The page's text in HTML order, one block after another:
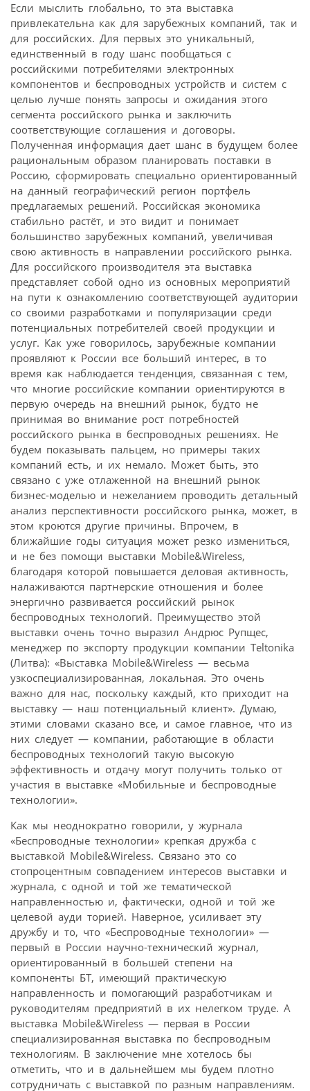
Если мыслить глобально, то эта выставка
привлекательна как для зарубежных компаний, так и
для российских. Для первых это уникальный,
единственный в году шанс пообщаться с
российскими потребителями электронных
компонентов и беспроводных устройств и систем с
целью лучше понять запросы и ожидания этого
сегмента российского рынка и заключить
соответствующие соглашения и договоры.
Полученная информация дает шанс в будущем более
рациональным образом планировать поставки в
Россию, сформировать специально ориентированный
на данный географический регион портфель
предлагаемых решений. Российская экономика
стабильно растёт, и это видит и понимает
большинство зарубежных компаний, увеличивая
свою активность в направлении российского рынка.
Для российского производителя эта выставка
представляет собой одно из основных мероприятий
на пути к ознакомлению соответствующей аудитории
со своими разработками и популяризации среди
потенциальных потребителей своей продукции и
услуг. Как уже говорилось, зарубежные компании
проявляют к России все больший интерес, в то
время как наблюдается тенденция, связанная с тем,
что многие российские компании ориентируются в
первую очередь на внешний рынок, будто не
принимая во внимание рост потребностей
российского рынка в беспроводных решениях. Не
будем показывать пальцем, но примеры таких
компаний есть, и их немало. Может быть, это
связано с уже отлаженной на внешний рынок
бизнес-моделью и нежеланием проводить детальный
анализ перспективности российского рынка, может, в
этом кроются другие причины. Впрочем, в
ближайшие годы ситуация может резко измениться,
и не без помощи выставки Mobile&Wireless,
благодаря которой повышается деловая активность,
налаживаются партнерские отношения и более
энергично развивается российский рынок
беспроводных технологий. Преимущество этой
выставки очень точно выразил Андрюс Рупщес,
менеджер по экспорту продукции компании Teltonika
(Литва): «Выставка Mobile&Wireless — весьма
узкоспециализированная, локальная. Это очень
важно для нас, поскольку каждый, кто приходит на
выставку — наш потенциальный клиент». Думаю,
этими словами сказано все, и самое главное, что из
них следует — компании, работающие в области
беспроводных технологий такую высокую
эффективность и отдачу могут получить только от
участия в выставке «Мобильные и беспроводные
технологии».
Как мы неоднократно говорили, у журнала
«Беспроводные технологии» крепкая дружба с
выставкой Mobile&Wireless. Связано это со
стопроцентным совпадением интересов выставки и
журнала, с одной и той же тематической
направленностью и, фактически, одной и той же
целевой ауди торией. Наверное, усиливает эту
дружбу и то, что «Беспроводные технологии» —
первый в России научно-технический журнал,
ориентированный в большей степени на
компоненты БТ, имеющий практическую
направленность и помогающий разработчикам и
руководителям предприятий в их нелегком труде. А
выставка Mobile&Wireless — первая в России
специализированная выставка по беспроводным
технологиям. В заключение мне хотелось бы
отметить, что и в дальнейшем мы будем плотно
сотрудничать с выставкой по разным направлениям.